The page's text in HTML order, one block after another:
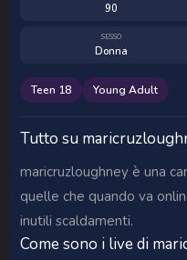
90
SESSO
Donna
Teen 18 Young Adult
Tutto su
maricruzloughney è una
quelle che quando va
inutili scaldamenti.
Come sono i live di